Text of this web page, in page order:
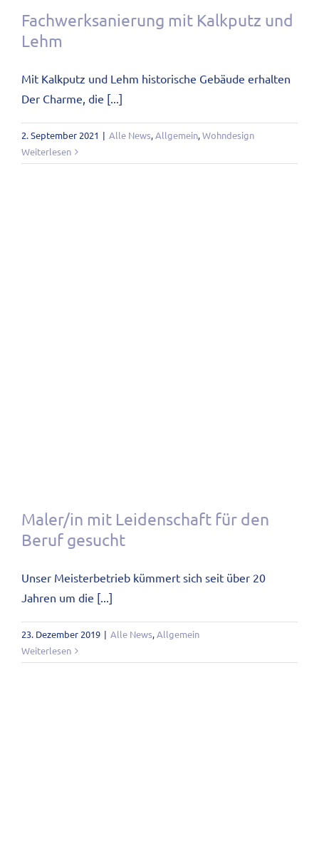
Fachwerksanierung mit Kalkputz und
Lehm
Mit Kalkputz und Lehm historische Gebäude erhalten
Der Charme, die [...]
2. September 2021 | Alle News,Allgemein,Wohndesign
Weiterlesen
Maler/in mit Leidenschaft für den
Beruf gesucht
Unser Meisterbetrieb kümmert sich seit über 20
Jahren um die [...]
23. Dezember 2019 | Alle News,Allgemein
Weiterlesen